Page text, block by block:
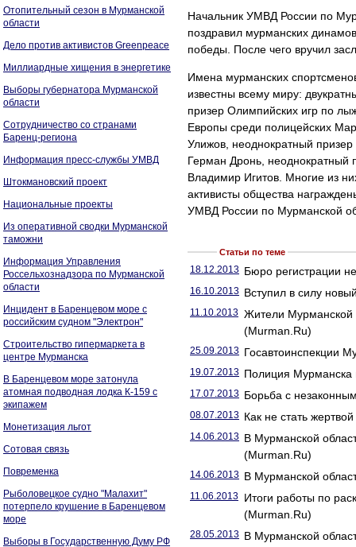
Отопительный сезон в Мурманской
области
Дело против активистов Greenpeace
Миллиардные хищения в энергетике
Выборы губернатора Мурманской
области
Сотрудничество со странами
Баренц-региона
Информация пресс-службы УМВД
Штокмановский проект
Национальные проекты
Из оперативной сводки Мурманской
таможни
Информация Управления
Россельхознадзора по Мурманской
области
Инцидент в Баренцевом море с
российским судном "Электрон"
Строительство гипермаркета в
центре Мурманска
В Баренцевом море затонула
атомная подводная лодка К-159 с
экипажем
Монетизация льгот
Сотовая связь
Повременка
Рыболовецкое судно "Малахит"
потерпело крушение в Баренцевом
море
Выборы в Государственную Думу РФ
Начальник УМВД России по
поздравил мурманских
победы. После чего вручил
Имена мурманских
известны всему миру:
призер Олимпийских игр по
Европы среди полицейских
Улижов, неоднократный
Герман Дронь, неоднократный
Владимир Игитов. Многие из
активисты общества
УМВД России по Мурманской
Статьи по теме
18.12.2013 Бюро регистрации
16.10.2013 Вступил в силу
11.10.2013 Жители Мурманской
(Murman.Ru)
25.09.2013 Госавтоинспекции
19.07.2013 Полиция Мурманска
17.07.2013 Борьба с
08.07.2013 Как не стать
14.06.2013 В Мурманской
(Murman.Ru)
14.06.2013 В Мурманской
11.06.2013 Итоги работы по
(Murman.Ru)
28.05.2013 В Мурманской